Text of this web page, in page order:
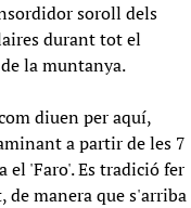
soroll dels
durant tot el
la muntanya.
diuen per aquí,
a partir de les 7
el 'Faro'. Es tradició fer
de manera que s'arriba